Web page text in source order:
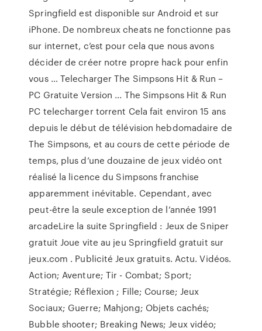
Springfield est disponible sur Android et sur
iPhone. De nombreux cheats ne fonctionne pas
sur internet, c’est pour cela que nous avons
décider de créer notre propre hack pour enfin
vous … Telecharger The Simpsons Hit & Run –
PC Gratuite Version ... The Simpsons Hit & Run
PC telecharger torrent Cela fait environ 15 ans
depuis le début de télévision hebdomadaire de
The Simpsons, et au cours de cette période de
temps, plus d’une douzaine de jeux vidéo ont
réalisé la licence du Simpsons franchise
apparemment inévitable. Cependant, avec
peut-être la seule exception de l’année 1991
arcadeLire la suite Springfield : Jeux de Sniper
gratuit Joue vite au jeu Springfield gratuit sur
jeux.com . Publicité Jeux gratuits. Actu. Vidéos.
Action; Aventure; Tir - Combat; Sport;
Stratégie; Réflexion ; Fille; Course; Jeux
Sociaux; Guerre; Mahjong; Objets cachés;
Bubble shooter; Breaking News; Jeux vidéo;